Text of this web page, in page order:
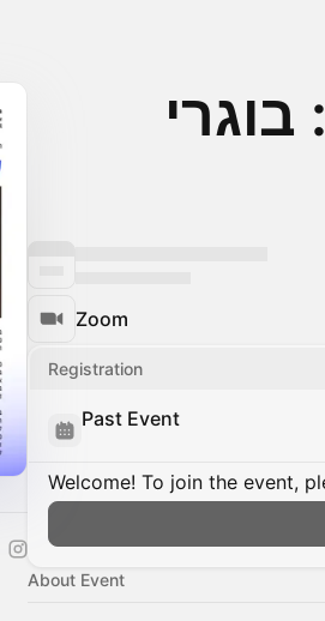
בוגרי
Zoom
Registration
Past Event
Welcome! To join the event,
About Event